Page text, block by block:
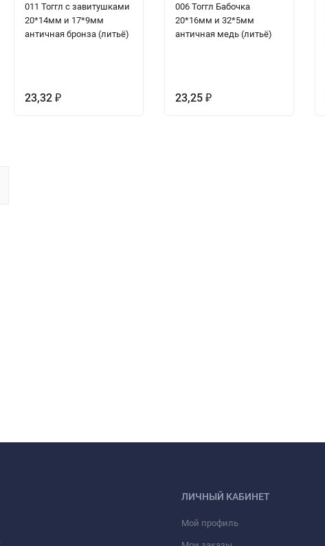
011 Тоггл с завитушками
20*14мм и 17*9мм
античная бронза (литьё)
23,32 ₽
006 Тоггл Бабочка
20*16мм и 32*5мм
античная медь (литьё)
23,25 ₽
ЛИЧНЫЙ КАБИНЕТ
Мой профиль